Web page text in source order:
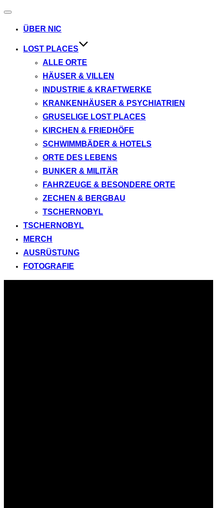
Navigation
umschalten
ÜBER NIC
LOST PLACES
ALLE ORTE
HÄUSER & VILLEN
INDUSTRIE & KRAFTWERKE
KRANKENHÄUSER & PSYCHIATRIEN
GRUSELIGE LOST PLACES
KIRCHEN & FRIEDHÖFE
SCHWIMMBÄDER & HOTELS
ORTE DES LEBENS
BUNKER & MILITÄR
FAHRZEUGE & BESONDERE ORTE
ZECHEN & BERGBAU
TSCHERNOBYL
TSCHERNOBYL
MERCH
AUSRÜSTUNG
FOTOGRAFIE